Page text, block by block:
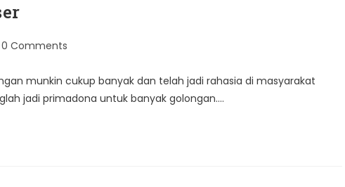
0 Comments
munkin cukup banyak dan telah jadi rahasia di masyarakat
jadi primadona untuk banyak golongan.…